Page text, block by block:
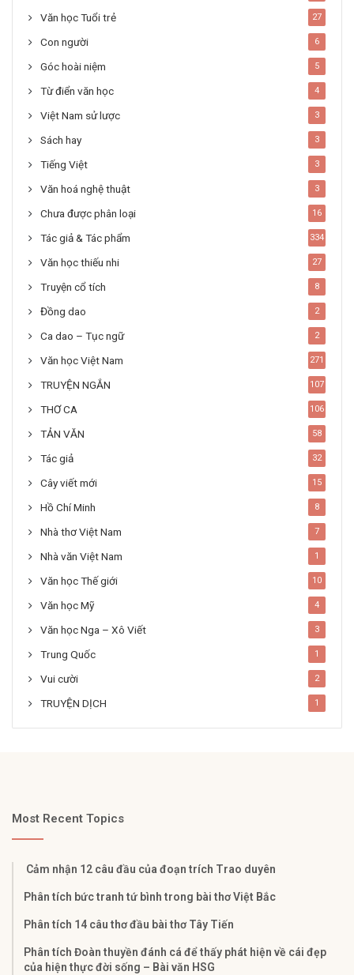
Văn học Tuổi trẻ 27
Con người 6
Góc hoài niệm 5
Từ điển văn học 4
Việt Nam sử lược 3
Sách hay 3
Tiếng Việt 3
Văn hoá nghệ thuật 3
Chưa được phân loại 16
Tác giả & Tác phẩm 334
Văn học thiếu nhi 27
Truyện cổ tích 8
Đồng dao 2
Ca dao – Tục ngữ 2
Văn học Việt Nam 271
TRUYỆN NGẮN 107
THƠ CA 106
TẢN VĂN 58
Tác giả 32
Cây viết mới 15
Hồ Chí Minh 8
Nhà thơ Việt Nam 7
Nhà văn Việt Nam 1
Văn học Thế giới 10
Văn học Mỹ 4
Văn học Nga – Xô Viết 3
Trung Quốc 1
Vui cười 2
TRUYỆN DỊCH 1
Most Recent Topics
Cảm nhận 12 câu đầu của đoạn trích Trao duyên
Phân tích bức tranh tứ bình trong bài thơ Việt Bắc
Phân tích 14 câu thơ đầu bài thơ Tây Tiến
Phân tích Đoàn thuyền đánh cá để thấy phát hiện về cái đẹp
của hiện thực đời sống – Bài văn HSG